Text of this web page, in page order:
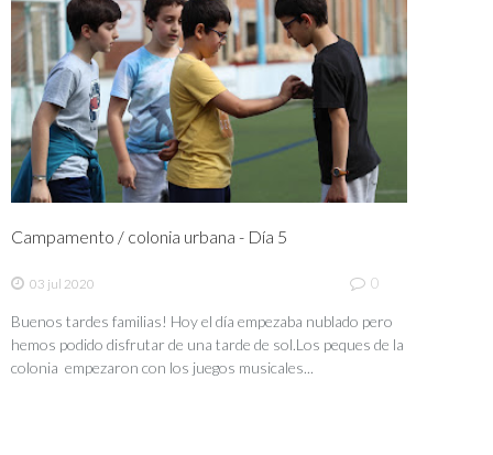
Campamento / colonia urbana - Día 5
03 jul 2020 0
Buenos tardes familias! Hoy el día empezaba nublado pero
hemos podido disfrutar de una tarde de sol.Los peques de la
colonia empezaron con los juegos musicales...